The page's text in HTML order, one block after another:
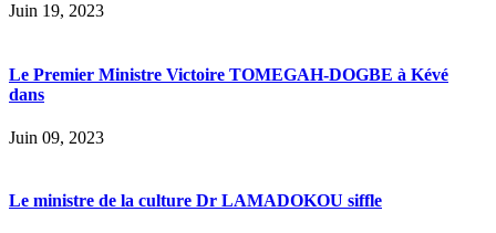
Juin 19, 2023
Le Premier Ministre Victoire TOMEGAH-DOGBE à Kévé
dans
Juin 09, 2023
Le ministre de la culture Dr LAMADOKOU siffle